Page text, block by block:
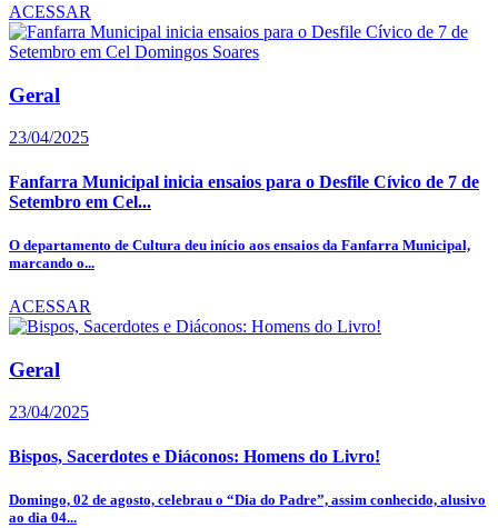
ACESSAR
Geral
23/04/2025
Fanfarra Municipal inicia ensaios para o Desfile Cívico de 7 de
Setembro em Cel...
O departamento de Cultura deu início aos ensaios da Fanfarra Municipal,
marcando o...
ACESSAR
Geral
23/04/2025
Bispos, Sacerdotes e Diáconos: Homens do Livro!
Domingo, 02 de agosto, celebrau o “Dia do Padre”, assim conhecido, alusivo
ao dia 04...